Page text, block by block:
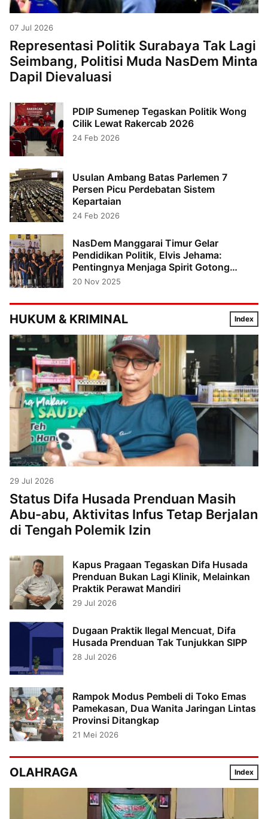
07 Jul 2026
Representasi Politik Surabaya Tak Lagi
Seimbang, Politisi Muda NasDem Minta
Dapil Dievaluasi
PDIP Sumenep Tegaskan Politik Wong
Cilik Lewat Rakercab 2026
24 Feb 2026
Usulan Ambang Batas Parlemen 7
Persen Picu Perdebatan Sistem
Kepartaian
24 Feb 2026
NasDem Manggarai Timur Gelar
Pendidikan Politik, Elvis Jehama:
Pentingnya Menjaga Spirit Gotong
Royong
20 Nov 2025
HUKUM & KRIMINAL Index
29 Jul 2026
Status Difa Husada Prenduan Masih
Abu-abu, Aktivitas Infus Tetap Berjalan
di Tengah Polemik Izin
Kapus Pragaan Tegaskan Difa Husada
Prenduan Bukan Lagi Klinik, Melainkan
Praktik Perawat Mandiri
29 Jul 2026
Dugaan Praktik Ilegal Mencuat, Difa
Husada Prenduan Tak Tunjukkan SIPP
28 Jul 2026
Rampok Modus Pembeli di Toko Emas
Pamekasan, Dua Wanita Jaringan Lintas
Provinsi Ditangkap
21 Mei 2026
OLAHRAGA Index